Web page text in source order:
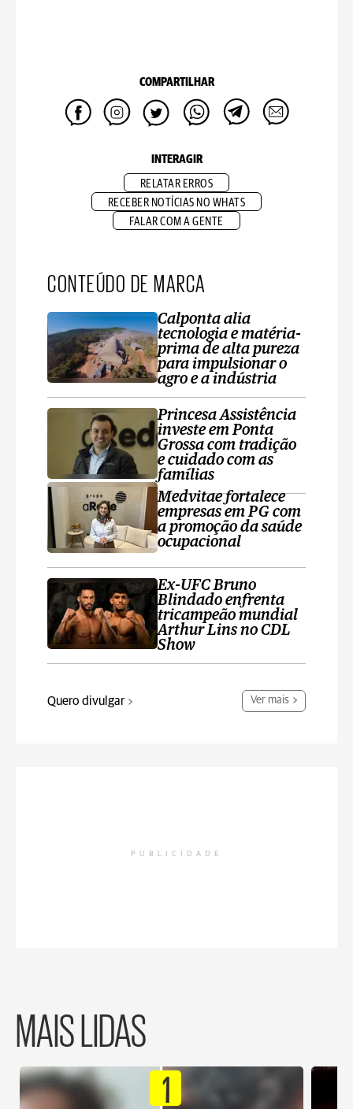
COMPARTILHAR
INTERAGIR
RELATAR ERROS
RECEBER NOTÍCIAS NO WHATS
FALAR COM A GENTE
CONTEÚDO DE MARCA
Calponta alia
tecnologia e matéria-
prima de alta pureza
para impulsionar o
agro e a indústria
Princesa Assistência
investe em Ponta
Grossa com tradição
e cuidado com as
famílias
Medvitae fortalece
empresas em PG com
a promoção da saúde
ocupacional
Ex-UFC Bruno
Blindado enfrenta
tricampeão mundial
Arthur Lins no CDL
Show
Quero divulgar Ver mais
PUBLICIDADE
MAIS LIDAS
1